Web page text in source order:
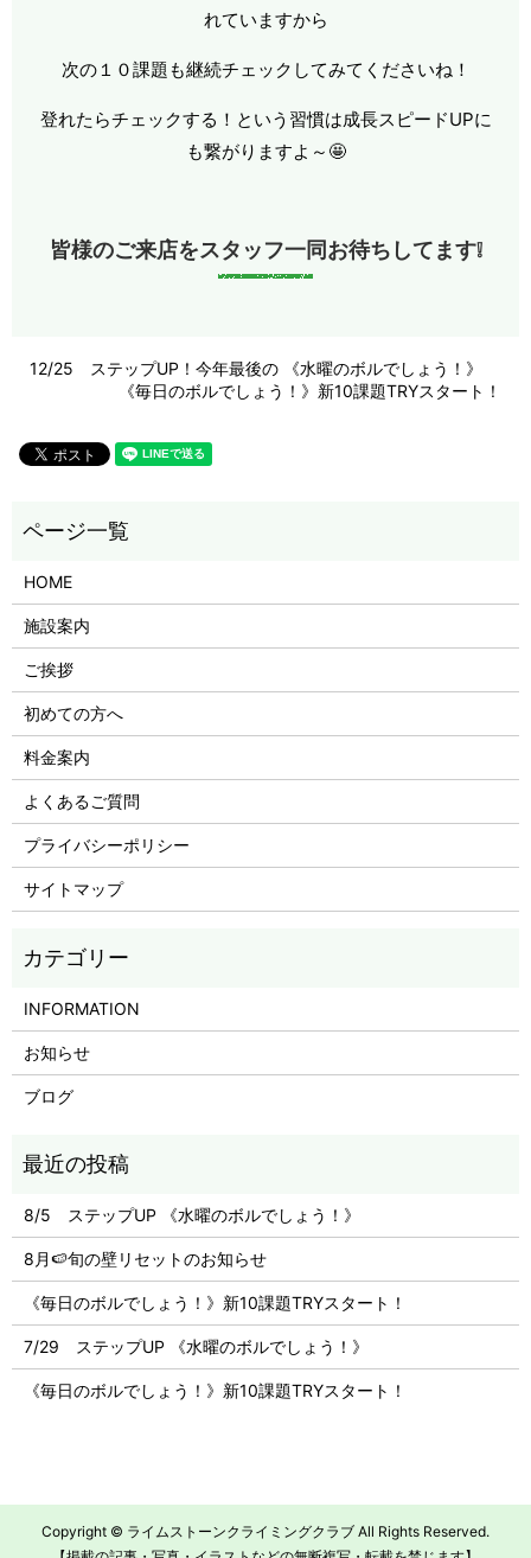
れていますから
次の１０課題も継続チェックしてみてくださいね！
登れたらチェックする！という習慣は成長スピードUPに
も繋がりますよ～🤩
皆様のご来店をスタッフ一同お待ちしてます❕
12/25 ステップUP！今年最後の 《水曜のボルでしょう！》
《毎日のボルでしょう！》新10課題TRYスタート！
HOME
施設案内
ご挨拶
初めての方へ
料金案内
よくあるご質問
プライバシーポリシー
サイトマップ
INFORMATION
お知らせ
ブログ
8/5 ステップUP 《水曜のボルでしょう！》
8月🍉旬の壁リセットのお知らせ
《毎日のボルでしょう！》新10課題TRYスタート！
7/29 ステップUP 《水曜のボルでしょう！》
《毎日のボルでしょう！》新10課題TRYスタート！
Copyright © ライムストーンクライミングクラブ All Rights Reserved.